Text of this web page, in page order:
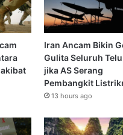
Iran Ancam Bikin
Gulita Seluruh
jika AS Serang
Pembangkit
13 hours ago